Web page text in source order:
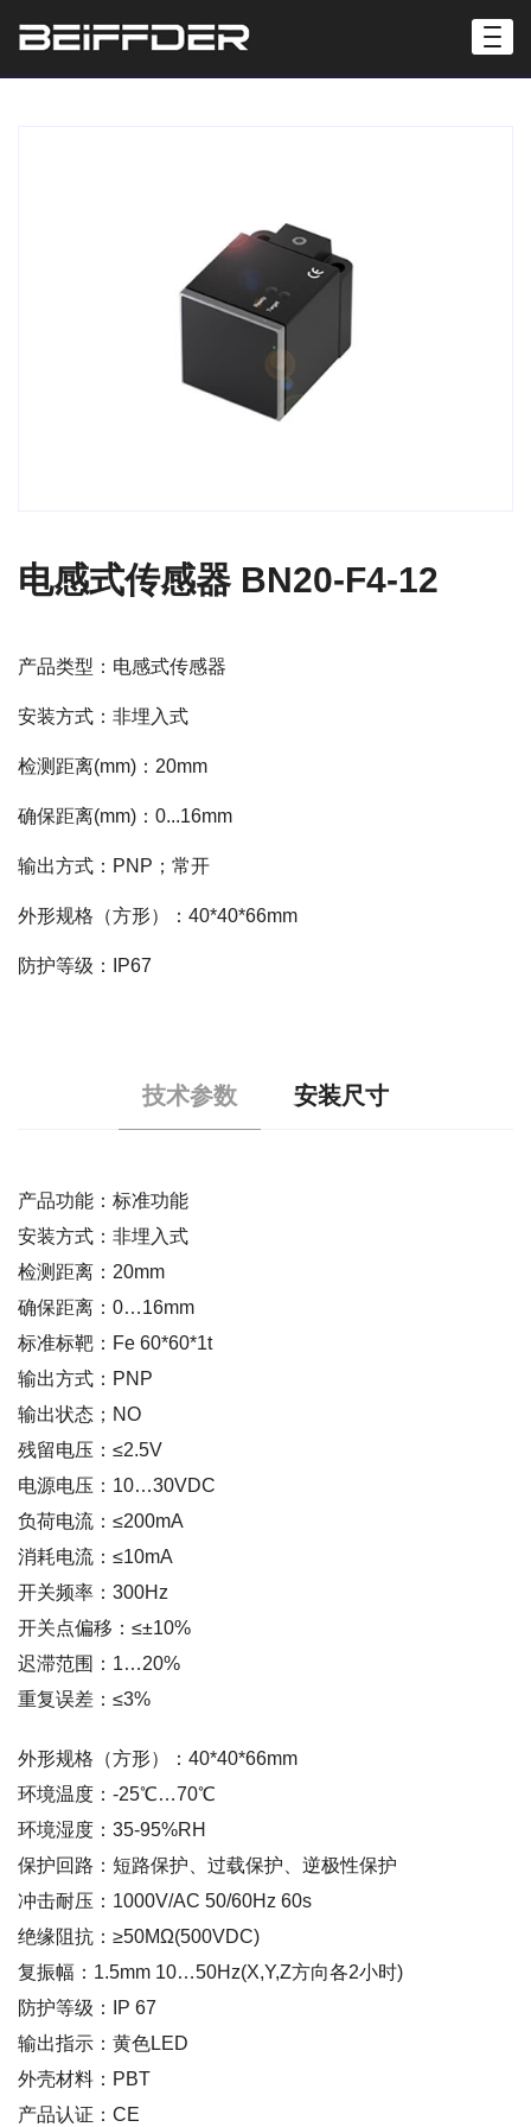
电感式传感器 BN20-F4-12
产品类型：电感式传感器
安装方式：非埋入式
检测距离(mm)：20mm
确保距离(mm)：0...16mm
输出方式：PNP；常开
外形规格（方形）：40*40*66mm
防护等级：IP67
技术参数 安装尺寸
产品功能：标准功能
安装方式：非埋入式
检测距离：20mm
确保距离：0…16mm
标准标靶：Fe 60*60*1t
输出方式：PNP
输出状态；NO
残留电压：≤2.5V
电源电压：10…30VDC
负荷电流：≤200mA
消耗电流：≤10mA
开关频率：300Hz
开关点偏移：≤±10%
迟滞范围：1…20%
重复误差：≤3%
外形规格（方形）：40*40*66mm
环境温度：-25℃…70℃
环境湿度：35-95%RH
保护回路：短路保护、过载保护、逆极性保护
冲击耐压：1000V/AC 50/60Hz 60s
绝缘阻抗：≥50MΩ(500VDC)
复振幅：1.5mm 10…50Hz(X,Y,Z方向各2小时)
防护等级：IP 67
输出指示：黄色LED
外壳材料：PBT
产品认证：CE